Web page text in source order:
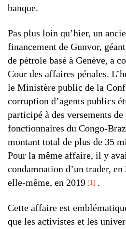
banque.
Pas plus loin qu’hier, un
financement de Gunvor,
de pétrole basé à Genève, a
Cour des affaires pénales.
le Ministère public de la
corruption d’agents publics
participé à des versements
fonctionnaires du Congo-
montant total de plus de 35
Pour la même affaire, il y
condamnation d’un trader,
elle-même, en 2019
1 .
Cette affaire est
que les activistes et les